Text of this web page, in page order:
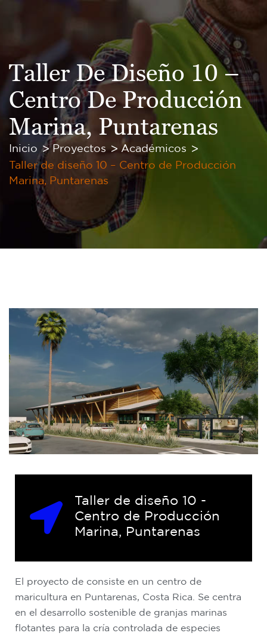
Taller De Diseño 10 –
Centro De Producción
Marina, Puntarenas
Inicio Proyectos
Académicos
Taller de diseño 10 – Centro de Producción
Marina, Puntarenas
Taller de diseño 10 -
Centro de Producción
Marina, Puntarenas
El proyecto de consiste en un centro de
maricultura en Puntarenas, Costa Rica. Se centra
en el desarrollo sostenible de granjas marinas
flotantes para la cría controlada de especies